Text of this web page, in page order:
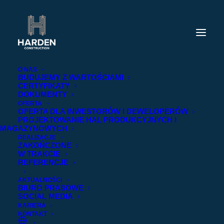
O NAS
BUDUJEMY Z WARTOŚCIAMI
CERTYFIKATY
DOKUMENTY
OFERTA
OFERTA DLA INWESTORÓW I DEWELOPERÓW
PROJEKTOWANIE HAL PRODUKCYJNYCH I
MAGAZYNOWYCH
REALIZACJE
ZAKOŃCZONE
W TRAKCIE
REFERENCJE
AKTUALNOŚCI
BIURO PRASOWE
SOCIAL MEDIA
KARIERA
KONTAKT